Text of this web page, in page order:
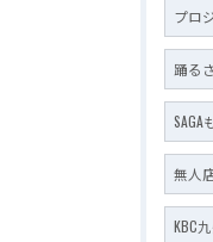
プロ
踊る
無人
KBC